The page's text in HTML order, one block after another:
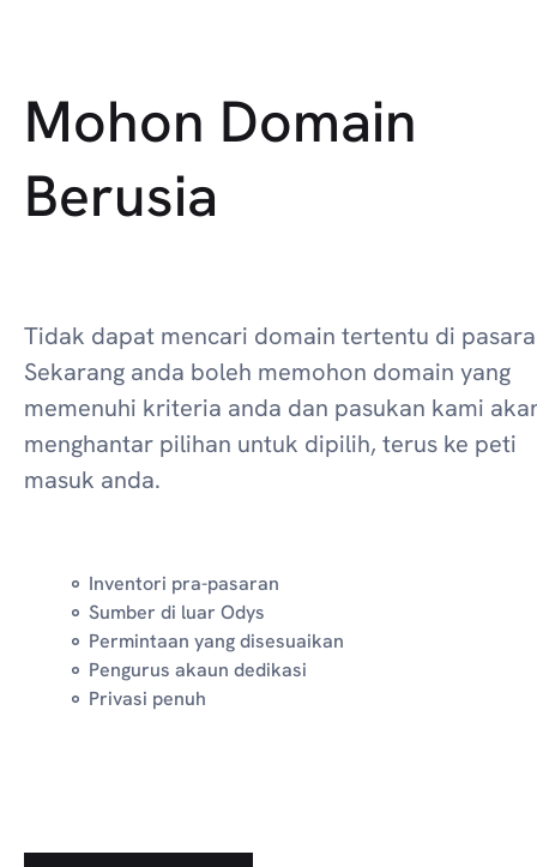
Mohon Domain
Berusia
Tidak dapat mencari domain tertentu di
Sekarang anda boleh memohon domain yang
memenuhi kriteria anda dan pasukan kami
menghantar pilihan untuk dipilih, terus ke peti
masuk anda.
Inventori pra-pasaran
Sumber di luar Odys
Permintaan yang disesuaikan
Pengurus akaun dedikasi
Privasi penuh